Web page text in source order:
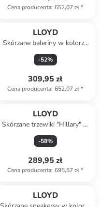
Cena producenta: 652,07 zł*
LLOYD
Skórzane baleriny w kolorze
szaro-beżowym
-52%
309,95 zł
Cena producenta: 652,07 zł*
LLOYD
Skórzane trzewiki "Hillary" w
kolorze granatowym
-58%
289,95 zł
Cena producenta: 695,57 zł*
LLOYD